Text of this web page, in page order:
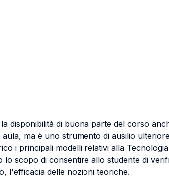
disponibilità di buona parte del corso
ma è uno strumento di ausilio
i principali modelli relativi alla
lo scopo di consentire allo studente di
l'efficacia delle nozioni teoriche.